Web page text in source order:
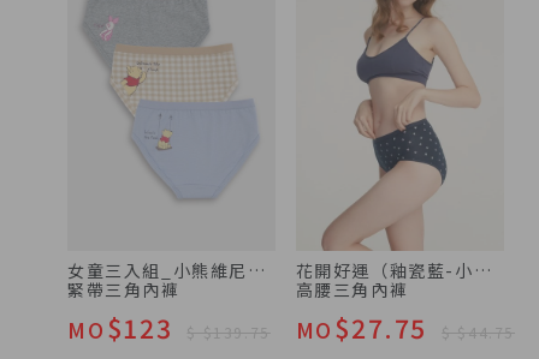
女童三入組_小熊維尼系列（可愛維尼 ）
緊帶三角內褲
MO $123 $ $139.75
高腰三角內褲
MO $27.75 $ $44.75